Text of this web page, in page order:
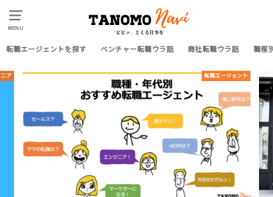
MENU
転職エージェントを探す ベンチャー転職ウラ話 商社転職ウラ話 職種
ア 転職エージェント